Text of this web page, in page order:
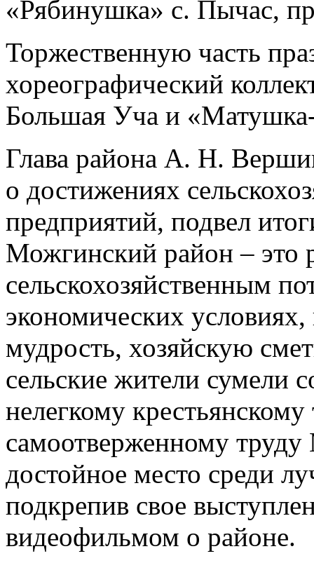
«Рябинушка» с. Пычас,
Торжественную часть
хореографический
Большая Уча и
Глава района А. Н.
о достижениях
предприятий, подвел
Можгинский район – это
сельскохозяйственным
экономических
мудрость, хозяйскую
сельские жители сумели
нелегкому
самоотверженному
достойное место среди
подкрепив свое
видеофильмом о районе.